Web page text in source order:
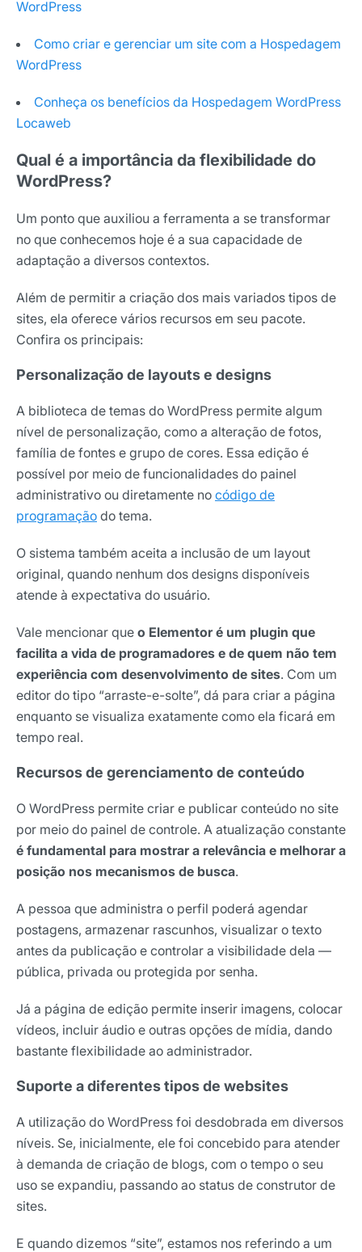
WordPress
Como criar e gerenciar um site com a Hospedagem
WordPress
Conheça os benefícios da Hospedagem WordPress
Locaweb
Qual é a importância da flexibilidade do
WordPress?
Um ponto que auxiliou a ferramenta a se transformar
no que conhecemos hoje é a sua capacidade de
adaptação a diversos contextos.
Além de permitir a criação dos mais variados tipos de
sites, ela oferece vários recursos em seu pacote.
Confira os principais:
Personalização de layouts e designs
A biblioteca de temas do WordPress permite algum
nível de personalização, como a alteração de fotos,
família de fontes e grupo de cores. Essa edição é
possível por meio de funcionalidades do painel
administrativo ou diretamente no código de
programação do tema.
O sistema também aceita a inclusão de um layout
original, quando nenhum dos designs disponíveis
atende à expectativa do usuário.
Vale mencionar que o Elementor é um plugin que
facilita a vida de programadores e de quem não tem
experiência com desenvolvimento de sites. Com um
editor do tipo “arraste-e-solte”, dá para criar a página
enquanto se visualiza exatamente como ela ficará em
tempo real.
Recursos de gerenciamento de conteúdo
O WordPress permite criar e publicar conteúdo no site
por meio do painel de controle. A atualização constante
é fundamental para mostrar a relevância e melhorar a
posição nos mecanismos de busca.
A pessoa que administra o perfil poderá agendar
postagens, armazenar rascunhos, visualizar o texto
antes da publicação e controlar a visibilidade dela —
pública, privada ou protegida por senha.
Já a página de edição permite inserir imagens, colocar
vídeos, incluir áudio e outras opções de mídia, dando
bastante flexibilidade ao administrador.
Suporte a diferentes tipos de websites
A utilização do WordPress foi desdobrada em diversos
níveis. Se, inicialmente, ele foi concebido para atender
à demanda de criação de blogs, com o tempo o seu
uso se expandiu, passando ao status de construtor de
sites.
E quando dizemos “site”, estamos nos referindo a um